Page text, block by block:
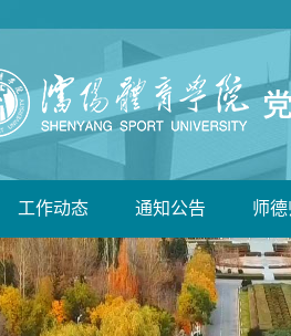
工作动态 通知公告 师